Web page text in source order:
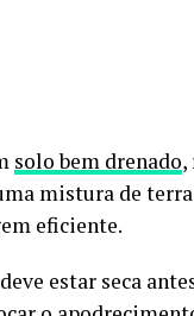
solo bem drenado,
mistura de
eficiente.
estar seca